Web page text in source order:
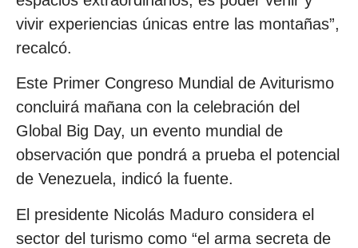
vivir experiencias únicas entre las montañas”,
recalcó.
Este Primer Congreso Mundial de Aviturismo
concluirá mañana con la celebración del
Global Big Day, un evento mundial de
observación que pondrá a prueba el potencial
de Venezuela, indicó la fuente.
El presidente Nicolás Maduro considera el
sector del turismo como “el arma secreta de